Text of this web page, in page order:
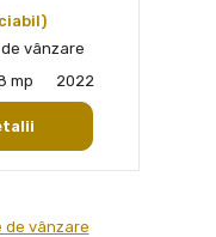
vânzare
mp 2022
de vânzare